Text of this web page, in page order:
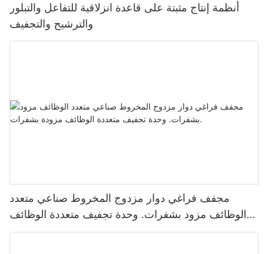
أنظمة إنتاج مثبتة على قاعدة انزلاقية للتفاعل والتبلور
والترشيح والتجفيف
مجفف فراغي دوار مزدوج المخروط صناعي متعدد
الوظائف مزود بشفرات. وحدة تجفيف متعددة الوظائف
مزودة بشفرات.